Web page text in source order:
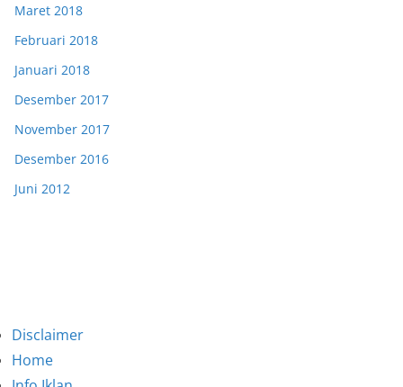
Maret 2018
Februari 2018
Januari 2018
Desember 2017
November 2017
Desember 2016
Juni 2012
Disclaimer
Home